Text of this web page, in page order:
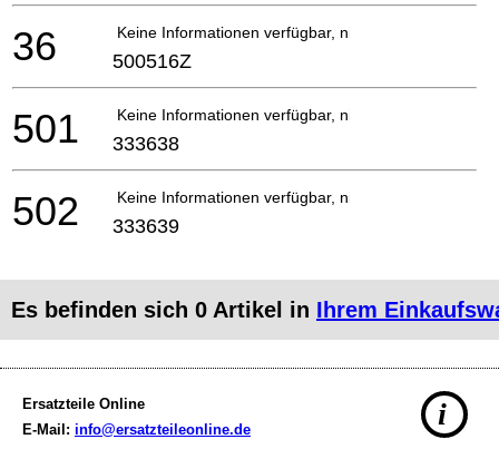
Keine Informationen verfügbar, nicht bestellbar
36 500516Z
Keine Informationen verfügbar, nicht bestellbar
501 333638
Keine Informationen verfügbar, nicht bestellbar
502 333639
Es befinden sich 0 Artikel in Ihrem
Ersatzteile Online
E-Mail: info@ersatzteileonline.de i